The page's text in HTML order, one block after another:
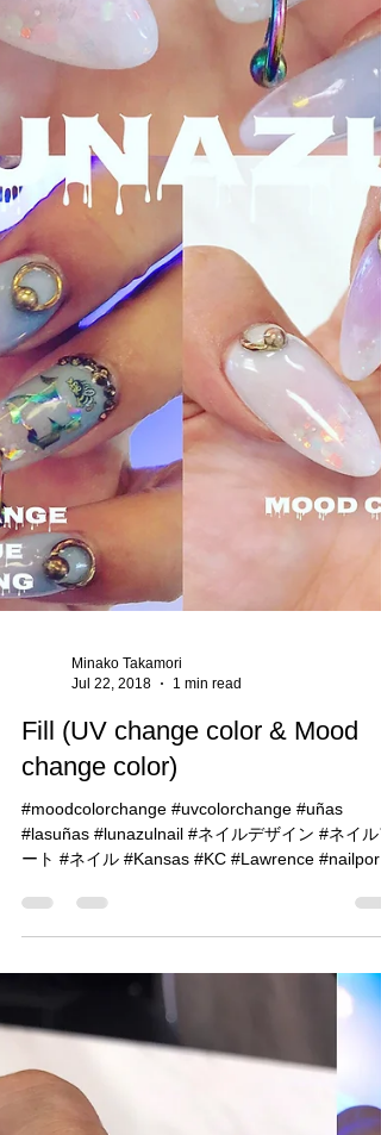
Minako Takamori
Jul 22, 2018
1 min read
Fill (UV change color & Mood
change color)
#lasuñas #lunazulnail #ネイルデザイン #ネイル
ート #ネイル #Kansas #KC #Lawrence #nailporn
#japanesenailart...